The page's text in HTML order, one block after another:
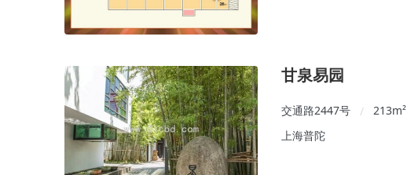
甘泉易园
交通路2447号 / 213m²
上海普陀